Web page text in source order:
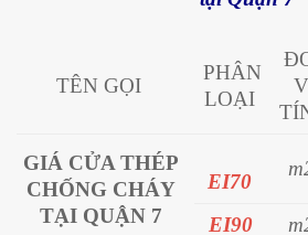
TÊN GỌI
PHÂN
LOẠI
GIÁ CỬATHÉP
CHỐNG CHÁY
TẠI QUẬN 7
EI70
EI90